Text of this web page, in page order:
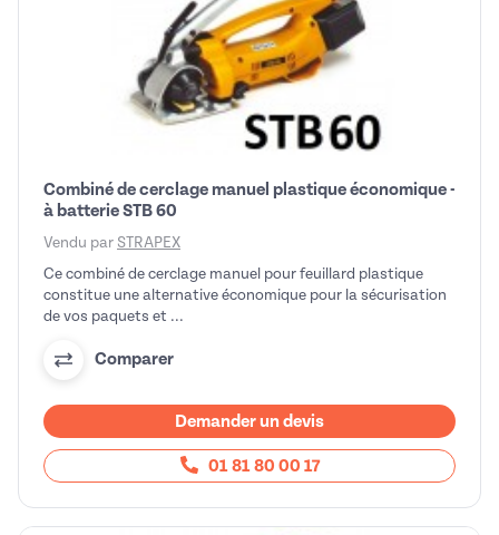
Combiné de cerclage manuel plastique économique -
à batterie STB 60
Vendu par STRAPEX
Ce combiné de cerclage manuel pour feuillard plastique
constitue une alternative économique pour la sécurisation
de vos paquets et ...
Comparer
Demander un devis
01 81 80 00 17